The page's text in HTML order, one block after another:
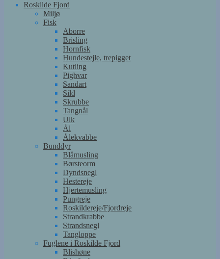
Roskilde Fjord
Miljø
Fisk
Aborre
Brisling
Hornfisk
Hundestejle, trepigget
Kutling
Pighvar
Sandart
Sild
Skrubbe
Tangnål
Ulk
Ål
Ålekvabbe
Bunddyr
Blåmusling
Børsteorm
Dyndsnegl
Hestereje
Hjertemusling
Pungreje
Roskildereje/Fjordreje
Strandkrabbe
Strandsnegl
Tangloppe
Fuglene i Roskilde Fjord
Blishøne